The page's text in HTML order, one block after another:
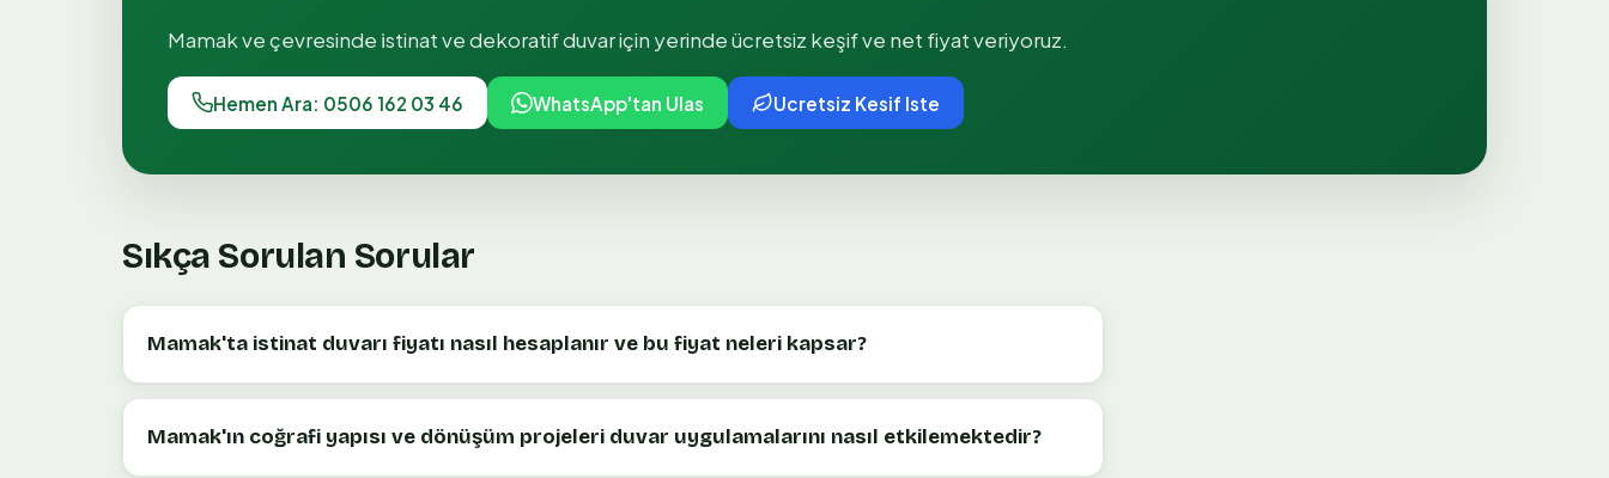
Mamakve çevresinde i̇stinat ve dekoratif duvariçin yerinde ücretsiz keşif ve net fiyat veriyoruz.
Hemen Ara: 0506 162 03 46 WhatsApp'tan Ulas Ucretsiz Kesif Iste
Sıkça Sorulan Sorular
Mamak'ta istinat duvarı fiyatı nasıl hesaplanır ve bu fiyat neleri kapsar?
Mamak'ın coğrafi yapısı ve dönüşüm projeleri duvar uygulamalarını nasıl etkilemektedir?